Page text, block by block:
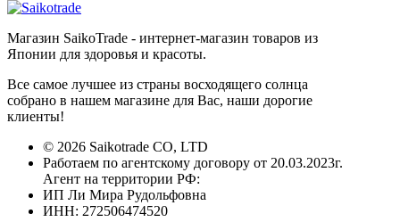
Магазин SaikoTrade - интернет-магазин товаров из
Японии для здоровья и красоты.
Все самое лучшее из страны восходящего солнца
собрано в нашем магазине для Вас, наши дорогие
клиенты!
© 2026 Saikotrade CO, LTD
Работаем по агентскому договору от 20.03.2023г.
Агент на территории РФ:
ИП Ли Мира Рудольфовна
ИНН: 272506474520